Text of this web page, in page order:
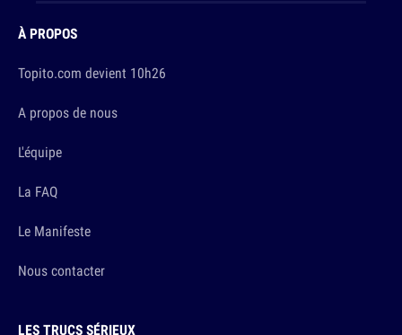
À PROPOS
Topito.com devient 10h26
A propos de nous
L'équipe
La FAQ
Le Manifeste
Nous contacter
LES TRUCS SÉRIEUX